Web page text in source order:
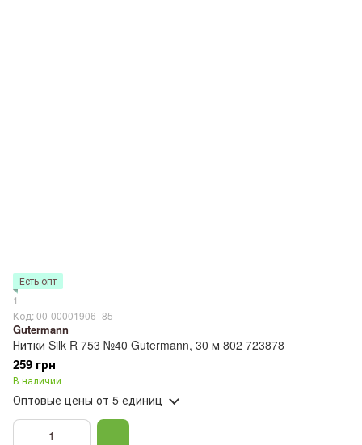
Есть опт
1
Код: 00-00001906_85
Gutermann
Нитки Silk R 753 №40 Gutermann, 30 м 802 723878
259 грн
В наличии
Оптовые цены от 5 единиц